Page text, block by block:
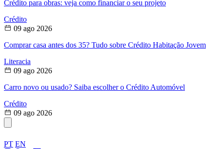
Crédito para obras: veja como financiar o seu projeto
Crédito
09 ago 2026
Comprar casa antes dos 35? Tudo sobre Crédito Habitação Jovem
Literacia
09 ago 2026
Carro novo ou usado? Saiba escolher o Crédito Automóvel
Crédito
09 ago 2026
PT EN